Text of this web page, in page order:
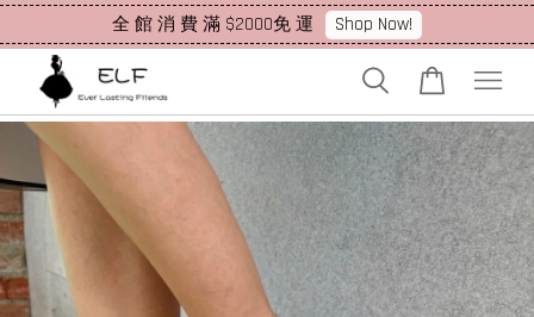
全 館 消 費 滿 $2000免 運 Shop Now!